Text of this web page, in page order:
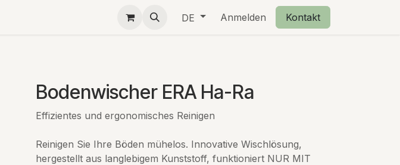
Teambuilding Kleine Geschenke Über uns
DE Anmelden Kontakt
Bodenwischer ERA Ha-Ra
Effizientes und ergonomisches Reinigen
Reinigen Sie Ihre Böden mühelos. Innovative Wischlösung,
hergestellt aus langlebigem Kunststoff, funktioniert NUR MIT